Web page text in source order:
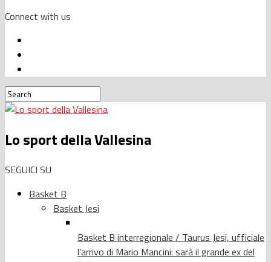
Connect with us
Lo sport della Vallesina
SEGUICI SU
Basket B
Basket Jesi
Basket B interregionale / Taurus Jesi, ufficiale
l’arrivo di Mario Mancini: sarà il grande ex del